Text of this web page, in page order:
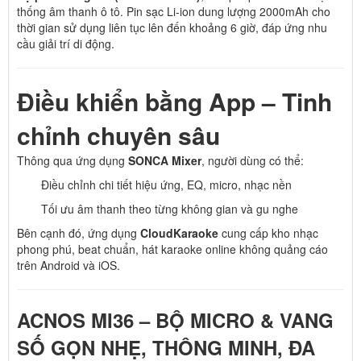
thống âm thanh ô tô. Pin sạc Li-ion dung lượng 2000mAh cho
thời gian sử dụng liên tục lên đến khoảng 6 giờ, đáp ứng nhu
cầu giải trí di động.
Điều khiển bằng App – Tinh
chỉnh chuyên sâu
Thông qua ứng dụng SONCA Mixer, người dùng có thể:
Điều chỉnh chi tiết hiệu ứng, EQ, micro, nhạc nền
Tối ưu âm thanh theo từng không gian và gu nghe
Bên cạnh đó, ứng dụng CloudKaraoke cung cấp kho nhạc
phong phú, beat chuẩn, hát karaoke online không quảng cáo
trên Android và iOS.
ACNOS MI36 – BỘ MICRO & VANG
SỐ GỌN NHẸ, THÔNG MINH, ĐA